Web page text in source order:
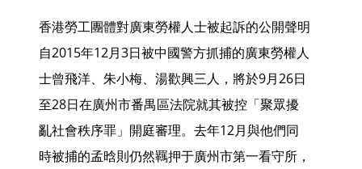
香港勞工團體對廣東勞權人士被起訴的公開聲明
自2015年12月3日被中國警方抓捕的廣東勞權人
士曾飛洋、朱小梅、湯歡興三人，將於9月26日
至28日在廣州市番禺區法院就其被控「聚眾擾
亂社會秩序罪」開庭審理。去年12月與他們同
時被捕的孟晗則仍然羈押于廣州市第一看守所，